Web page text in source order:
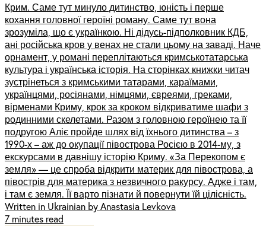
Крим. Саме тут минуло дитинство, юність і перше
кохання головної героїні роману. Саме тут вона
зрозуміла, що є українкою. Ні дідусь-підполковник КДБ,
ані російська кров у венах не стали цьому на заваді. Наче
орнамент, у романі переплітаються кримськотатарська
культура і українська історія. На сторінках книжки читач
зустрінеться з кримськими татарами, караїмами,
українцями, росіянами, німцями, євреями, греками,
вірменами Криму, крок за кроком відкриватиме шафи з
родинними скелетами. Разом з головною героїнею та її
подругою Аліє пройде шлях від їхнього дитинства – з
1990-х – аж до окупації півострова Росією в 2014-му, з
екскурсами в давнішу історію Криму. «За Перекопом є
земля» — це спроба відкрити материк для півострова, а
півострів для материка з незвичного ракурсу. Адже і там,
і там є земля. Її варто пізнати й повернути їй цілісність.
Written in Ukrainian by Anastasia Levkova
7 minutes read